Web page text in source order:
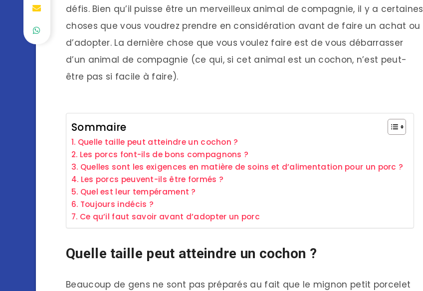
défis. Bien qu’il puisse être un merveilleux animal de compagnie, il y a certaines
choses que vous voudrez prendre en considération avant de faire un achat ou
d’adopter. La dernière chose que vous voulez faire est de vous débarrasser
d’un animal de compagnie (ce qui, si cet animal est un cochon, n’est peut-
être pas si facile à faire).
Sommaire
Quelle taille peut atteindre un cochon ?
Les porcs font-ils de bons compagnons ?
Quelles sont les exigences en matière de soins et d’alimentation pour un porc ?
Les porcs peuvent-ils être formés ?
Quel est leur tempérament ?
Toujours indécis ?
Ce qu’il faut savoir avant d’adopter un porc
Quelle taille peut atteindre un cochon ?
Beaucoup de gens ne sont pas préparés au fait que le mignon petit porcelet